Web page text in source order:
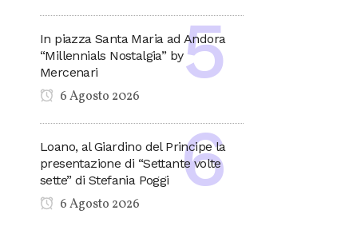
In piazza Santa Maria ad Andora
“Millennials Nostalgia” by
Mercenari
6 Agosto 2026
Loano, al Giardino del Principe la
presentazione di “Settante volte
sette” di Stefania Poggi
6 Agosto 2026